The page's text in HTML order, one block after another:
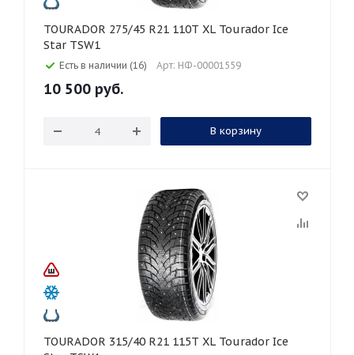
TOURADOR 275/45 R21 110T XL Tourador Ice
Star TSW1
Есть в наличии (16) Арт: НФ-00001559
10 500 руб.
В корзину
TOURADOR 315/40 R21 115T XL Tourador Ice